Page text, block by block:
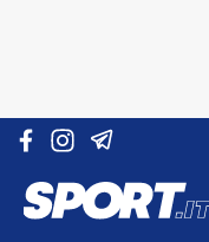
Vai al contenuto